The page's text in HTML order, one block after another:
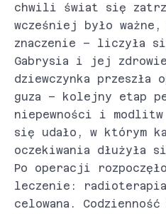
chwili świat się
wcześniej było
znaczenie – liczyła
Gabrysia i jej
dziewczynka przeszła
guza – kolejny etap
niepewności i
się udało, w którym
oczekiwania dłużyła
Po operacji
leczenie:
celowana.